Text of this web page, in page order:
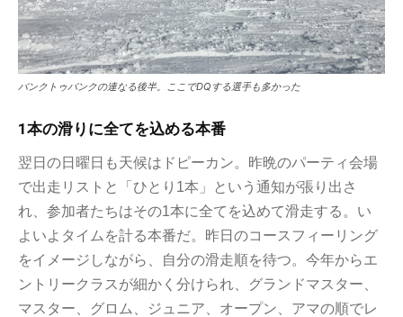
バンクトゥバンクの連なる後半。ここでDQする選手も多かった
1本の滑りに全てを込める本番
翌日の日曜日も天候はドピーカン。昨晩のパーティ会場
で出走リストと「ひとり1本」という通知が張り出さ
れ、参加者たちはその1本に全てを込めて滑走する。い
よいよタイムを計る本番だ。昨日のコースフィーリング
をイメージしながら、自分の滑走順を待つ。今年からエ
ントリークラスが細かく分けられ、グランドマスター、
マスター、グロム、ジュニア、オープン、アマの順でレ